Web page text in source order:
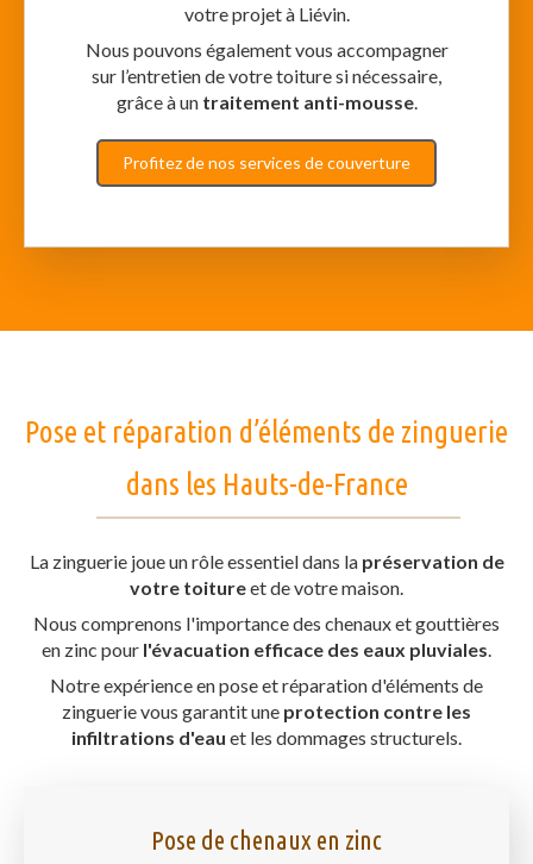
votre projet à Liévin.
Nous pouvons également vous accompagner
sur l’entretien de votre toiture si nécessaire,
grâce à un traitement anti-mousse.
Profitez de nos services de couverture
Pose et réparation d’éléments de zinguerie
dans les Hauts-de-France
La zinguerie joue un rôle essentiel dans la préservation de
votre toitureet de votre maison.
Nous comprenons l'importance des chenaux et gouttières
en zinc pour l'évacuation efficace des eaux pluviales
Notre expérience en pose et réparation d'éléments de
zinguerie vous garantit une protection contre les
infiltrations d'eau et les dommages structurels.
Pose de chenaux en zinc